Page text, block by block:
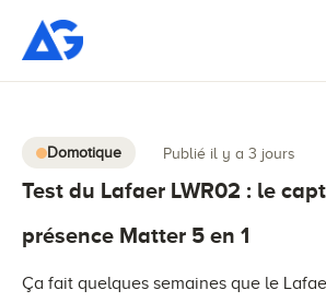
Domotique Publié il y a 3 jours
Test du Lafaer LWR02 : le
présence Matter 5 en 1
Ça fait quelques semaines que le